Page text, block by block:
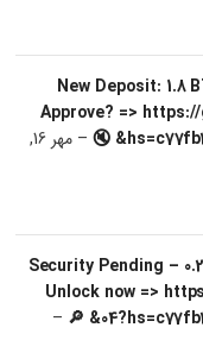
🔇 📩 New Deposit:
Approve? =>
–
مهر 16,
🔎 ⚠️ Security Pending
Unlock now =>
–